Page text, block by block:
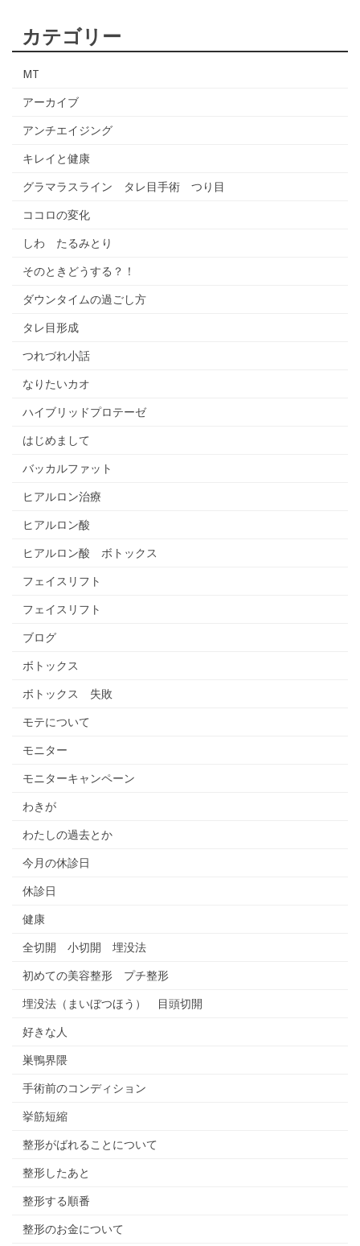
カテゴリー
MT
アーカイブ
アンチエイジング
キレイと健康
グラマラスライン タレ目手術 つり目
ココロの変化
しわ たるみとり
そのときどうする？！
ダウンタイムの過ごし方
タレ目形成
つれづれ小話
なりたいカオ
ハイブリッドプロテーゼ
はじめまして
バッカルファット
ヒアルロン治療
ヒアルロン酸
ヒアルロン酸 ボトックス
フェイスリフト
フェイスリフト
ブログ
ボトックス
ボトックス 失敗
モテについて
モニター
モニターキャンペーン
わきが
わたしの過去とか
今月の休診日
休診日
健康
全切開 小切開 埋没法
初めての美容整形 プチ整形
埋没法（まいぼつほう） 目頭切開
好きな人
巣鴨界隈
手術前のコンディション
挙筋短縮
整形がばれることについて
整形したあと
整形する順番
整形のお金について